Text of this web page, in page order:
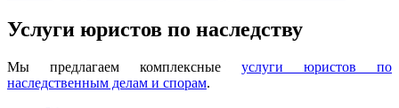
Услуги юристов по наследству
Мы предлагаем комплексные услуги юристов по
наследственным делам и спорам.